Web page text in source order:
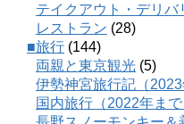
テイクアウト・デリバ
レストラン (28)
■旅行 (144)
両親と東京観光 (5)
伊勢神宮旅行記（2023
国内旅行（2022年まで